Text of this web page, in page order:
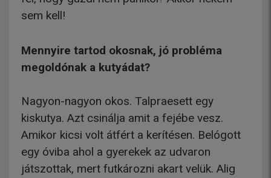
sem kell!
Mennyire tartod okosnak, jó probléma
megoldónak a kutyádat?
Nagyon-nagyon okos. Talpraesett egy
kiskutya. Azt csinálja amit a fejébe vesz.
Amikor kicsi volt átfért a kerítésen. Belógott
egy óviba ahol a gyerekek az udvaron
játszottak, mert futkározni akart velük. Alig